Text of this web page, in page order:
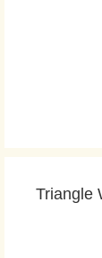
Triangle